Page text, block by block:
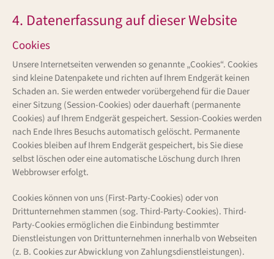
4. Datenerfassung auf dieser Website
Cookies
Unsere Internetseiten verwenden so genannte „Cookies“. Cookies
sind kleine Datenpakete und richten auf Ihrem Endgerät keinen
Schaden an. Sie werden entweder vorübergehend für die Dauer
einer Sitzung (Session-Cookies) oder dauerhaft (permanente
Cookies) auf Ihrem Endgerät gespeichert. Session-Cookies werden
nach Ende Ihres Besuchs automatisch gelöscht. Permanente
Cookies bleiben auf Ihrem Endgerät gespeichert, bis Sie diese
selbst löschen oder eine automatische Löschung durch Ihren
Webbrowser erfolgt.
Cookies können von uns (First-Party-Cookies) oder von
Drittunternehmen stammen (sog. Third-Party-Cookies). Third-
Party-Cookies ermöglichen die Einbindung bestimmter
Dienstleistungen von Drittunternehmen innerhalb von Webseiten
(z. B. Cookies zur Abwicklung von Zahlungsdienstleistungen).